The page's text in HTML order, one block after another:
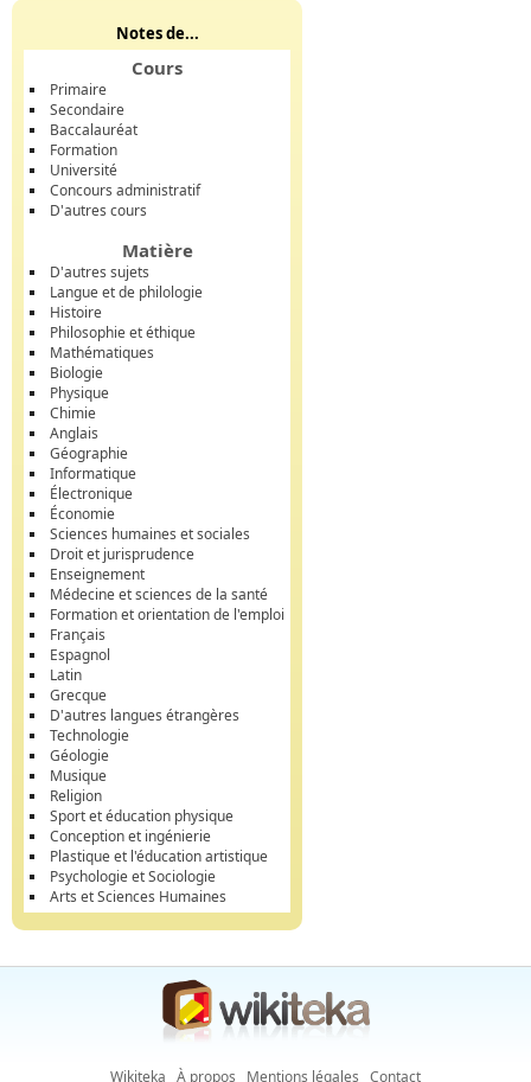
Notes de...
Cours
Primaire
Secondaire
Baccalauréat
Formation
Université
Concours administratif
D'autres cours
Matière
D'autres sujets
Langue et de philologie
Histoire
Philosophie et éthique
Mathématiques
Biologie
Physique
Chimie
Anglais
Géographie
Informatique
Électronique
Économie
Sciences humaines et sociales
Droit et jurisprudence
Enseignement
Médecine et sciences de la santé
Formation et orientation de l'emploi
Français
Espagnol
Latin
Grecque
D'autres langues étrangères
Technologie
Géologie
Musique
Religion
Sport et éducation physique
Conception et ingénierie
Plastique et l'éducation artistique
Psychologie et Sociologie
Arts et Sciences Humaines
Wikiteka À propos Mentions légales Contact